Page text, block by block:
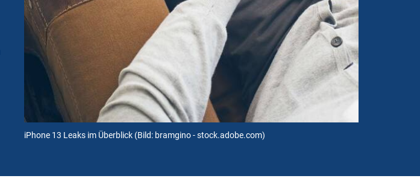
iPhone 13 Leaks im Überblick (Bild: bramgino - stock.adobe.com)